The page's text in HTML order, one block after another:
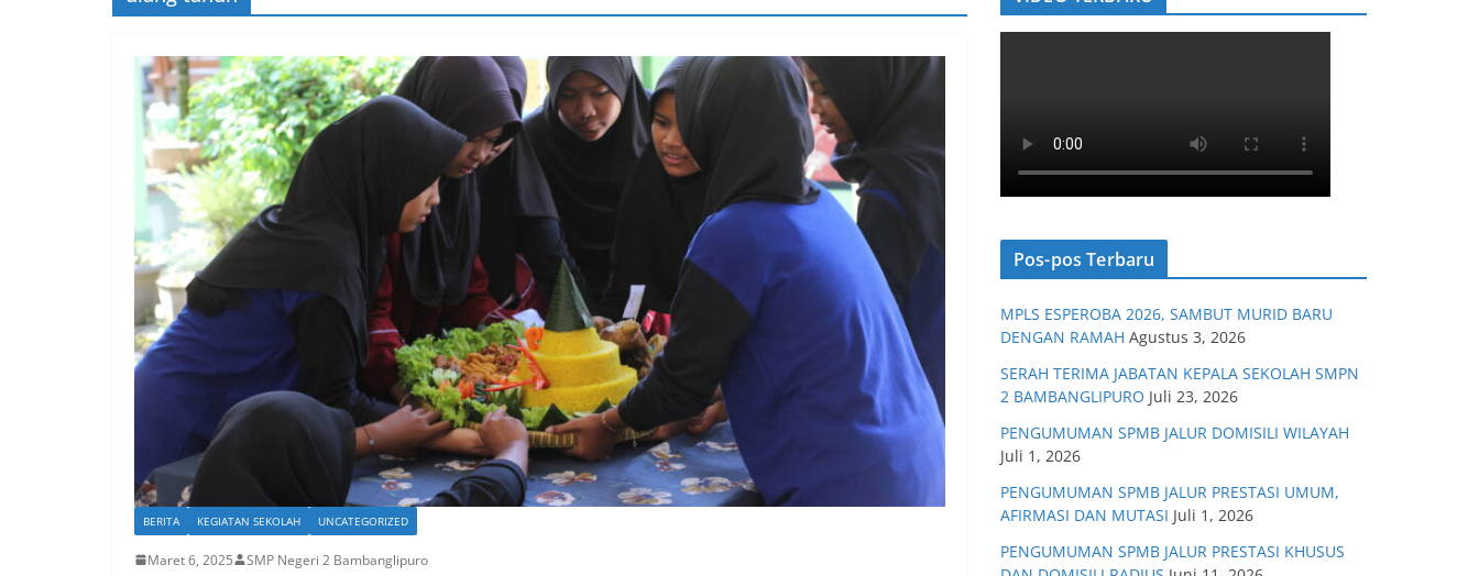
BERITA KEGIATAN SEKOLAH UNCATEGORIZED
Maret 6, 2025 SMP Negeri 2 Bambanglipuro
Pos-pos Terbaru
MPLS ESPEROBA 2026, SAMBUT MURID BARU
DENGAN RAMAH Agustus 3, 2026
SERAH TERIMA JABATAN KEPALA SEKOLAH SMPN
2 BAMBANGLIPURO Juli 23, 2026
PENGUMUMAN SPMB JALUR DOMISILI WILAYAH
Juli 1, 2026
PENGUMUMAN SPMB JALUR PRESTASI UMUM,
AFIRMASI DAN MUTASI Juli 1, 2026
PENGUMUMAN SPMB JALUR PRESTASI KHUSUS